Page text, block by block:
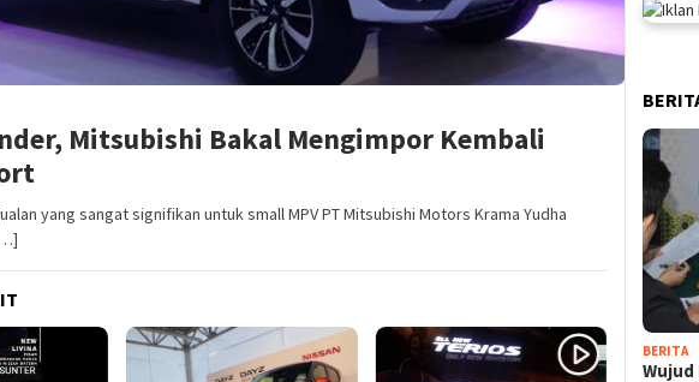
Mitsubishi Bakal Mengimpor Kembali
yang sangat signifikan untuk small MPV PT Mitsubishi Motors Krama Yudha
BERITA